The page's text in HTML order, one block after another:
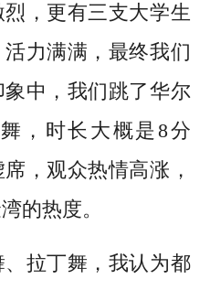
，更有三支大学生
力满满，最终我们
中，我们跳了华尔
，时长大概是8分
，观众热情高涨，
的热度。
拉丁舞，我认为都